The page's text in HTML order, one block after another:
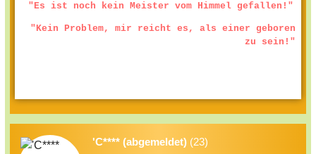
"Es ist noch kein Meister vom Himmel gefallen!"
"Kein Problem, mir reicht es, als einer geboren
zu sein!"
'C**** (abgemeldet) (23)